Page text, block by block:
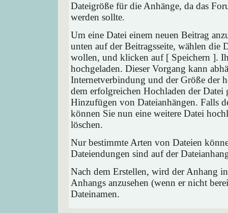
Dateigröße für die Anhänge, da das
werden sollte.
Um eine Datei einem neuen Beitrag
unten auf der Beitragsseite, wählen
wollen, und klicken auf [ Speichern ].
hochgeladen. Dieser Vorgang kann
Internetverbindung und der Größe der
dem erfolgreichen Hochladen der
Hinzufügen von Dateianhängen. Falls
können Sie nun eine weitere Datei
löschen.
Nur bestimmte Arten von Dateien
Dateiendungen sind auf der
Nach dem Erstellen, wird der Anhang
Anhangs anzusehen (wenn er nicht
Dateinamen.